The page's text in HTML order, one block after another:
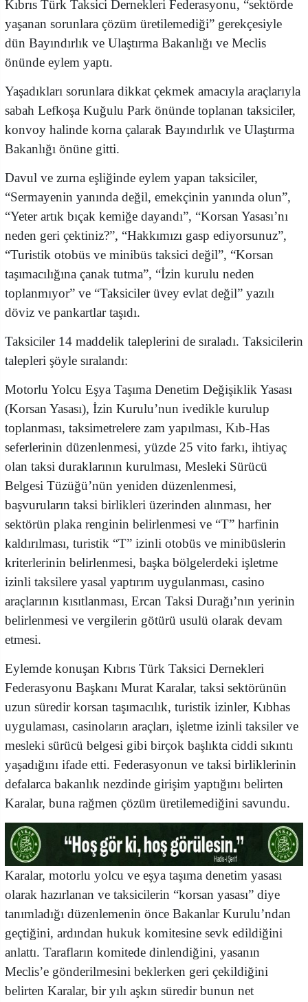
Kıbrıs Türk Taksici Dernekleri Federasyonu, “sektörde
yaşanan sorunlara çözüm üretilemediği” gerekçesiyle
dün Bayındırlık ve Ulaştırma Bakanlığı ve Meclis
önünde eylem yaptı.
Yaşadıkları sorunlara dikkat çekmek amacıyla araçlarıyla
sabah Lefkoşa Kuğulu Park önünde toplanan taksiciler,
konvoy halinde korna çalarak Bayındırlık ve Ulaştırma
Bakanlığı önüne gitti.
Davul ve zurna eşliğinde eylem yapan taksiciler,
“Sermayenin yanında değil, emekçinin yanında olun”,
“Yeter artık bıçak kemiğe dayandı”, “Korsan Yasası’nı
neden geri çektiniz?”, “Hakkımızı gasp ediyorsunuz”,
“Turistik otobüs ve minibüs taksici değil”, “Korsan
taşımacılığına çanak tutma”, “İzin kurulu neden
toplanmıyor” ve “Taksiciler üvey evlat değil” yazılı
döviz ve pankartlar taşıdı.
Taksiciler 14 maddelik taleplerini de sıraladı. Taksicilerin
talepleri şöyle sıralandı:
Motorlu Yolcu Eşya Taşıma Denetim Değişiklik Yasası
(Korsan Yasası), İzin Kurulu’nun ivedikle kurulup
toplanması, taksimetrelere zam yapılması, Kıb-Has
seferlerinin düzenlenmesi, yüzde 25 vito farkı, ihtiyaç
olan taksi duraklarının kurulması, Mesleki Sürücü
Belgesi Tüzüğü’nün yeniden düzenlenmesi,
başvuruların taksi birlikleri üzerinden alınması, her
sektörün plaka renginin belirlenmesi ve “T” harfinin
kaldırılması, turistik “T” izinli otobüs ve minibüslerin
kriterlerinin belirlenmesi, başka bölgelerdeki işletme
izinli taksilere yasal yaptırım uygulanması, casino
araçlarının kısıtlanması, Ercan Taksi Durağı’nın yerinin
belirlenmesi ve vergilerin götürü usulü olarak devam
etmesi.
Eylemde konuşan Kıbrıs Türk Taksici Dernekleri
Federasyonu Başkanı Murat Karalar, taksi sektörünün
uzun süredir korsan taşımacılık, turistik izinler, Kıbhas
uygulaması, casinoların araçları, işletme izinli taksiler ve
mesleki sürücü belgesi gibi birçok başlıkta ciddi sıkıntı
yaşadığını ifade etti. Federasyonun ve taksi birliklerinin
defalarca bakanlık nezdinde girişim yaptığını belirten
Karalar, buna rağmen çözüm üretilemediğini savundu.
Karalar, motorlu yolcu ve eşya taşıma denetim yasası
olarak hazırlanan ve taksicilerin “korsan yasası” diye
tanımladığı düzenlemenin önce Bakanlar Kurulu’ndan
geçtiğini, ardından hukuk komitesine sevk edildiğini
anlattı. Tarafların komitede dinlendiğini, yasanın
Meclis’e gönderilmesini beklerken geri çekildiğini
belirten Karalar, bir yılı aşkın süredir bunun net